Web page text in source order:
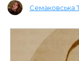
Семаковська